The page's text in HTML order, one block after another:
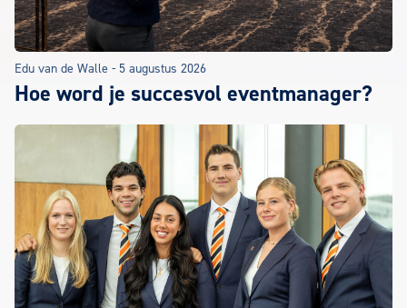
Edu van de Walle - 5 augustus 2026
Hoe word je succesvol eventmanager?